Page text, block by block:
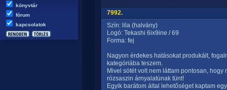
könyvtár
fórum
kapcsolatok
7992.
Szín: lila (halvány)
Logó: Tekashi 6ix9ine / 69
Forma: fej
Nagyon érdekes hatásokat produkált,
kategóriába teszem.
Mivel sötét volt nem láttam pontosan,
rózsaszin árnyalatúnak tünt!
Egyik barátom által lehetőséget kaptam